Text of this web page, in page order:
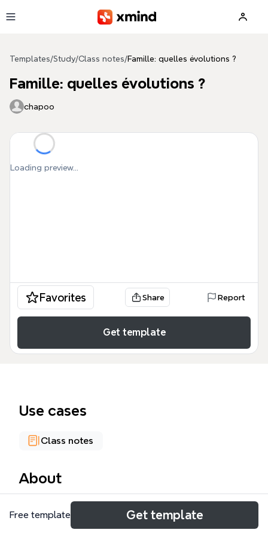
Templates/Study/Class notes/Famille: quelles évolutions ?
Famille: quelles évolutions ?
chapoo
Loading preview...
Favorites Share Report
Get template
Use cases
Class notes
About
Cette mind map « Famille: quelles évolutions ? »
explore les transformations de la famille en France à
Free template Get template